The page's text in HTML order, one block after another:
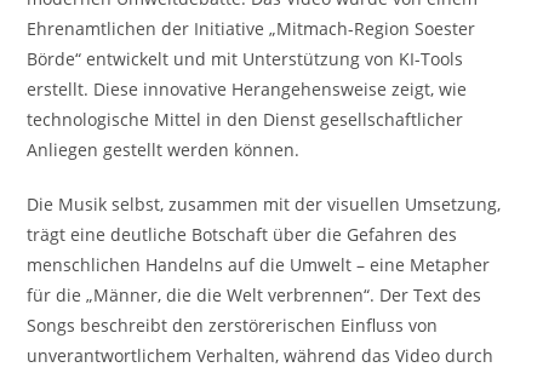
Ehrenamtlichen der Initiative „Mitmach-Region Soester
Börde“ entwickelt und mit Unterstützung von KI-Tools
erstellt. Diese innovative Herangehensweise zeigt, wie
technologische Mittel in den Dienst gesellschaftlicher
Anliegen gestellt werden können.
Die Musik selbst, zusammen mit der visuellen Umsetzung,
trägt eine deutliche Botschaft über die Gefahren des
menschlichen Handelns auf die Umwelt – eine Metapher
für die „Männer, die die Welt verbrennen“. Der Text des
Songs beschreibt den zerstörerischen Einfluss von
unverantwortlichem Verhalten, während das Video durch